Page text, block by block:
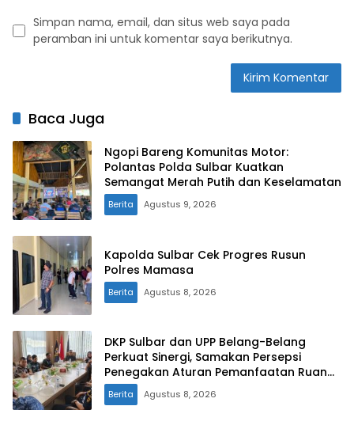
Simpan nama, email, dan situs web saya pada
peramban ini untuk komentar saya berikutnya.
Baca Juga
Ngopi Bareng Komunitas Motor:
Polantas Polda Sulbar Kuatkan
Semangat Merah Putih dan Keselamatan
Berita Agustus 9, 2026
Kapolda Sulbar Cek Progres Rusun
Berita Agustus 8, 2026
DKP Sulbar dan UPP Belang-Belang
Perkuat Sinergi, Samakan Persepsi
Penegakan Aturan Pemanfaatan Ruang
Laut
Berita Agustus 8, 2026